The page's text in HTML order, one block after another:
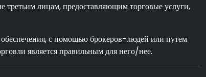
третьим лицам, предоставляющим торговые услуги,
обеспечения, с помощью брокеров-людей или путем
является правильным для него/нее.